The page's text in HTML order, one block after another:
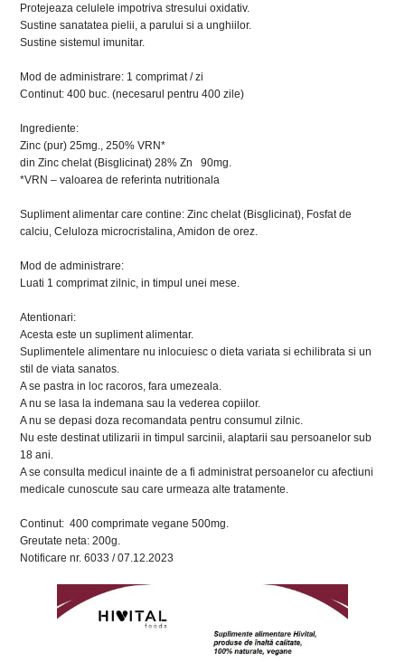
Protejeaza celulele impotriva stresului oxidativ.
Sustine sanatatea pielii, a parului si a unghiilor.
Sustine sistemul imunitar.
Mod de administrare: 1 comprimat / zi
Continut: 400 buc. (necesarul pentru 400 zile)
Ingrediente:
Zinc (pur) 25mg., 250% VRN*
din Zinc chelat (Bisglicinat) 28% Zn 90mg.
*VRN – valoarea de referinta nutritionala
Supliment alimentar care contine: Zinc chelat (Bisglicinat), Fosfat de
calciu, Celuloza microcristalina, Amidon de orez.
Mod de administrare:
Luati 1 comprimat zilnic, in timpul unei mese.
Atentionari:
Acesta este un supliment alimentar.
Suplimentele alimentare nu inlocuiesc o dieta variata si echilibrata si un
stil de viata sanatos.
A se pastra in loc racoros, fara umezeala.
A nu se lasa la indemana sau la vederea copiilor.
A nu se depasi doza recomandata pentru consumul zilnic.
Nu este destinat utilizarii in timpul sarcinii, alaptarii sau persoanelor sub
18 ani.
A se consulta medicul inainte de a fi administrat persoanelor cu afectiuni
medicale cunoscute sau care urmeaza alte tratamente.
Continut: 400 comprimate vegane 500mg.
Greutate neta: 200g.
Notificare nr. 6033 / 07.12.2023